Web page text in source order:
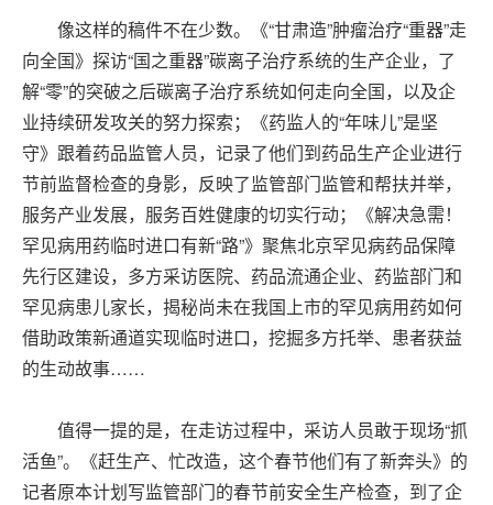
像这样的稿件不在少数。《“甘肃造”肿瘤治疗“重器”走
向全国》探访“国之重器”碳离子治疗系统的生产企业，了
解“零”的突破之后碳离子治疗系统如何走向全国，以及企
业持续研发攻关的努力探索；《药监人的“年味儿”是坚
守》跟着药品监管人员，记录了他们到药品生产企业进行
节前监督检查的身影，反映了监管部门监管和帮扶并举，
服务产业发展，服务百姓健康的切实行动；《解决急需！
罕见病用药临时进口有新“路”》聚焦北京罕见病药品保障
先行区建设，多方采访医院、药品流通企业、药监部门和
罕见病患儿家长，揭秘尚未在我国上市的罕见病用药如何
借助政策新通道实现临时进口，挖掘多方托举、患者获益
的生动故事……
值得一提的是，在走访过程中，采访人员敢于现场“抓
活鱼”。《赶生产、忙改造，这个春节他们有了新奔头》的
记者原本计划写监管部门的春节前安全生产检查，到了企